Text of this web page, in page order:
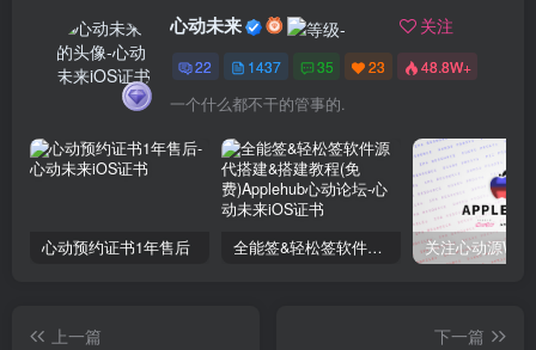
心动未来 关注
22 1437 35 23 48.8W+
一个什么都不干的管事的.
心动预约证书1年售后 全能签&轻松签软件源代搭建&搭建教程(免费)Applehub心动论坛
上一篇
下一篇